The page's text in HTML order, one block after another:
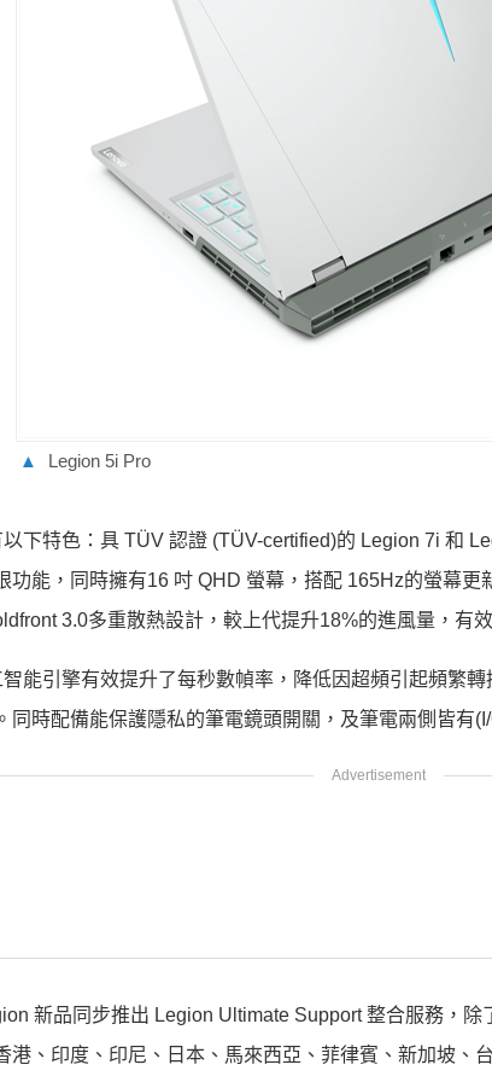
▲ Legion 5i Pro
下特色： 具 TÜV 認證 (TÜV-certified)的 Legion 7i 和
功能，同時擁有16 吋 QHD 螢幕，搭配 165Hz的螢幕
3.0多重散熱設計，較上代提升18%的進風量，有
能引擎有效提升了每秒數幀率，降低因超頻引起頻繁轉
同時配備能保護隱私的筆電鏡頭開關，及筆電兩側皆有
新品同步推出 Legion Ultimate Support 整合服務，
港、印度、印尼、日本、馬來西亞、菲律賓、新加坡、